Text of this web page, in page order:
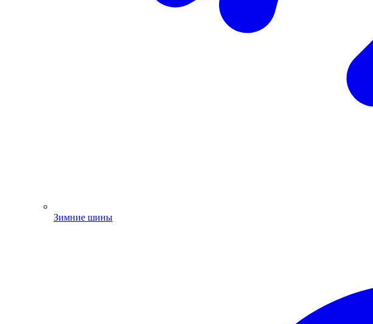
Зимние шины